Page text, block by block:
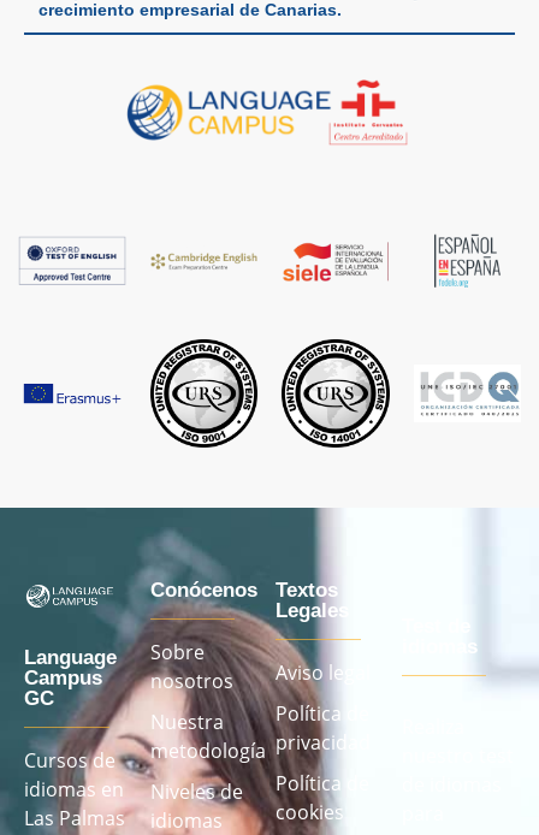
crecimiento empresarial de Canarias.
Language
Campus
GC
Cursos de
idiomas en
Las Palmas
Conócenos
Sobre
nosotros
Nuestra
metodología
Niveles de
idiomas
Textos
Legales
Aviso legal
Política de
privacidad
Política de
cookies
idiomas